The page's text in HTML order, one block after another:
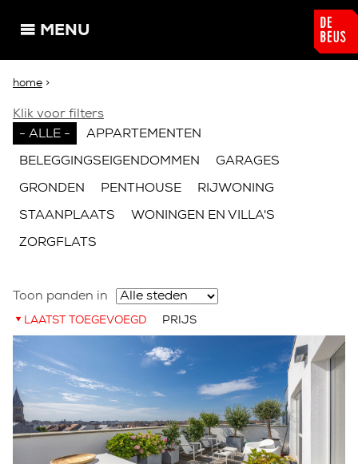
MENU
U bent hier
home >
Klik voor filters
- ALLE -
APPARTEMENTEN
BELEGGINGSEIGENDOMMEN GARAGES
GRONDEN PENTHOUSE RIJWONING
STAANPLAATS WONINGEN EN VILLA'S
ZORGFLATS
Toon panden in
LAATST TOEGEVOEGD PRIJS